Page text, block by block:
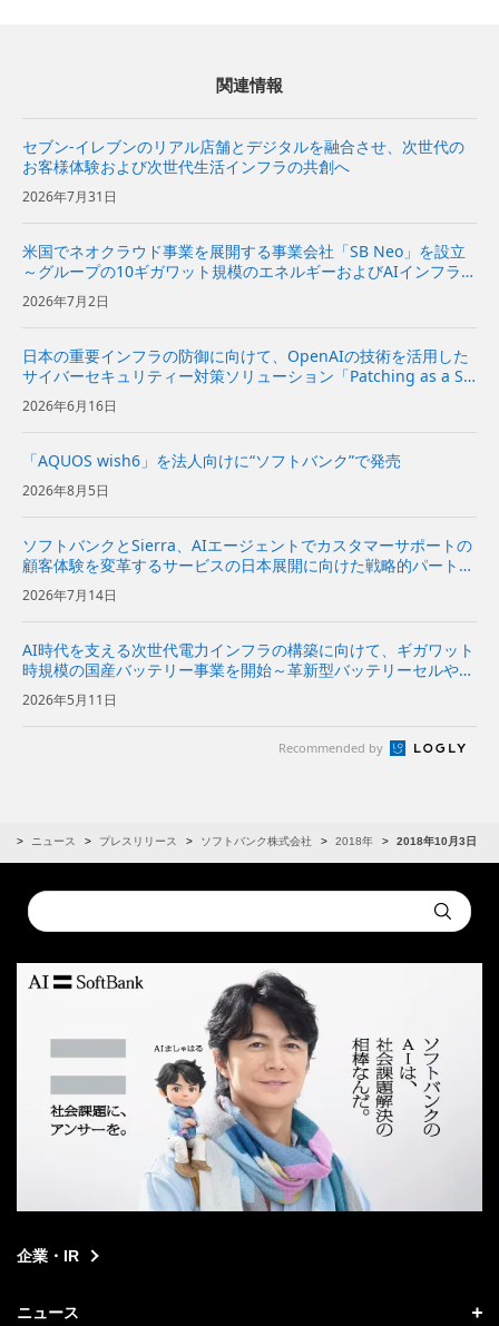
関連情報
セブン-イレブンのリアル店舗とデジタルを融合させ、次世代の
お客様体験および次世代生活インフラの共創へ
2026年7月31日
米国でネオクラウド事業を展開する事業会社「SB Neo」を設立
～グループの10ギガワット規模のエネルギーおよびAIインフラを
基に、米国の企業向けにネオクラウドサービスを提供～
2026年7月2日
日本の重要インフラの防御に向けて、OpenAIの技術を活用した
サイバーセキュリティー対策ソリューション「Patching as a Se
rvice」を提供開始～企業向けに、脆弱性診断から修復方針の策
定、実装の提案までを一気通貫で支援～ | ...
2026年6月16日
「AQUOS wish6」を法人向けに“ソフトバンク”で発売
2026年8月5日
ソフトバンクとSierra、AIエージェントでカスタマーサポートの
顧客体験を変革するサービスの日本展開に向けた戦略的パートナ
ーシップ契約を締結〜Sierraの対話型AIプラットフォームをソフ
トバンクが日本市場で独占販売代理店として販売開始〜...
2026年7月14日
AI時代を支える次世代電力インフラの構築に向けて、ギガワット
時規模の国産バッテリー事業を開始～革新型バッテリーセルや先
進技術を搭載した蓄電システムの開発から製造まで、国内におい
て一気通貫で推進～
2026年5月11日
Recommended by
ニュース プレスリリース ソフトバンク株式会社 2018年 2018年10月3日
Conduct
a
Submit
企業・IR
ニュース